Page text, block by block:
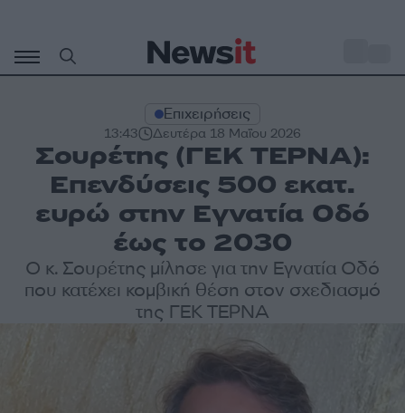
περιεχόμενο
Επιχειρήσεις
13:43 Δευτέρα 18 Μαΐου 2026
Σουρέτης (ΓΕΚ ΤΕΡΝΑ):
Επενδύσεις 500 εκατ.
ευρώ στην Εγνατία Οδό
έως το 2030
Ο κ. Σουρέτης μίλησε για την Εγνατία Οδό
που κατέχει κομβική θέση στον σχεδιασμό
της ΓΕΚ ΤΕΡΝΑ